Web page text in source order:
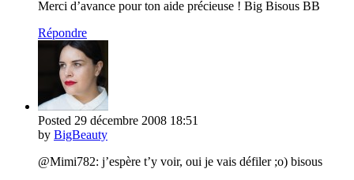
Merci d’avance pour ton aide précieuse ! Big Bisous BB
Répondre
Posted 29 décembre 2008 18:51
by BigBeauty
@Mimi782: j’espère t’y voir, oui je vais défiler ;o) bisous